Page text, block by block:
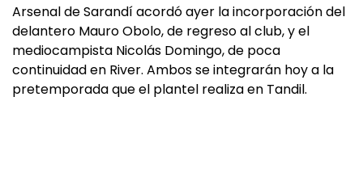
Arsenal de Sarandí acordó ayer la incorporación del
delantero Mauro Obolo, de regreso al club, y el
mediocampista Nicolás Domingo, de poca
continuidad en River. Ambos se integrarán hoy a la
pretemporada que el plantel realiza en Tandil.